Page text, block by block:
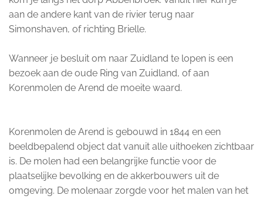
aan de andere kant van de rivier terug naar
Simonshaven, of richting Brielle.
Wanneer je besluit om naar Zuidland te lopen is een
bezoek aan de oude Ring van Zuidland, of aan
Korenmolen de Arend de moeite waard.
Korenmolen de Arend is gebouwd in 1844 en een
beeldbepalend object dat vanuit alle uithoeken zichtbaar
is. De molen had een belangrijke functie voor de
plaatselijke bevolking en de akkerbouwers uit de
omgeving. De molenaar zorgde voor het malen van het